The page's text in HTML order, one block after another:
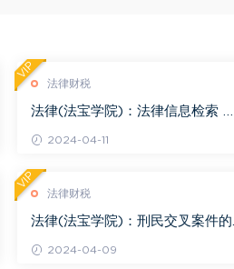
法律财税
法律(法宝学院)：法律信息检索 百
2024-04-11
VIP
法律财税
法律(法宝学院)：刑民交叉案件的
2024-04-09
VIP